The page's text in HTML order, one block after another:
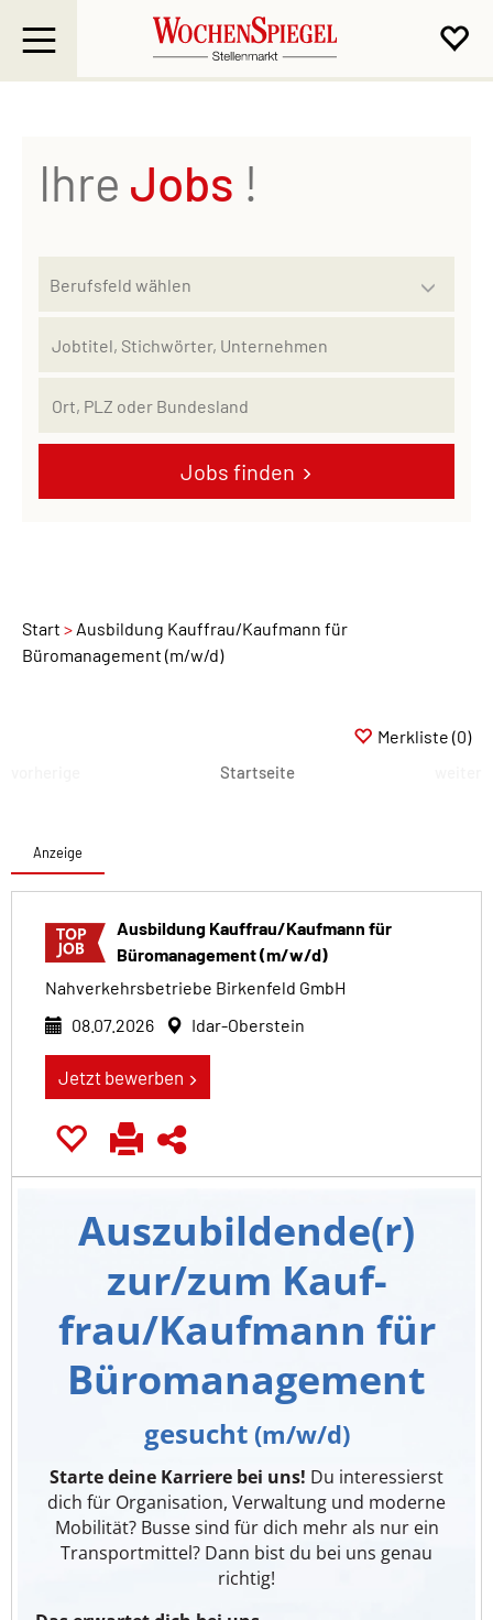
Ihre Jobs !
Jobs finden
Start
Ausbildung Kauffrau/Kaufmann für
Büromanagement (m/w/d)
Merkliste (0)
Startseite
Anzeige
Ausbildung Kauffrau/Kaufmann für
Büromanagement (m/w/d)
Nahverkehrsbetriebe Birkenfeld GmbH
08.07.2026
Idar-Oberstein
Jetzt bewerben